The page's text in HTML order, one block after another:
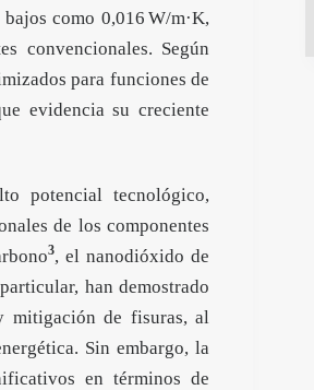
como 0,016 W/m·K,
convencionales. Según
para funciones de
evidencia su creciente
potencial tecnológico,
de los componentes
3, el nanodióxido de
han demostrado
mitigación de fisuras, al
Sin embargo, la
en términos de